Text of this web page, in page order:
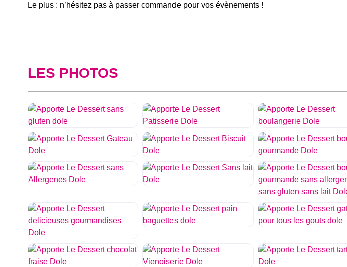
Le plus : n’hésitez pas à passer commande pour vos évènements !
LES PHOTOS